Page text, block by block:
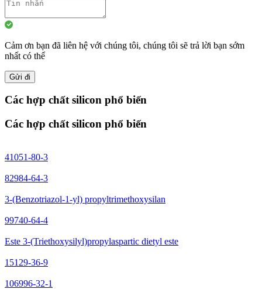
Cảm ơn bạn đã liên hệ với chúng tôi, chúng tôi sẽ trả lời bạn sớm
nhất có thể
Gửi đi
Các hợp chất silicon phổ biến
Các hợp chất silicon phổ biến
41051-80-3
82984-64-3
3-(Benzotriazol-1-yl) propyltrimethoxysilan
99740-64-4
Este 3-(Triethoxysilyl)propylaspartic dietyl este
15129-36-9
106996-32-1